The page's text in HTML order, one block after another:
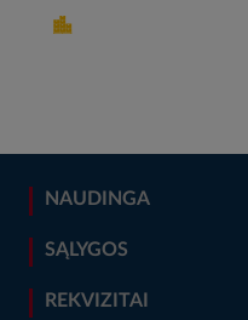
NAUDINGA
SĄLYGOS
REKVIZITAI